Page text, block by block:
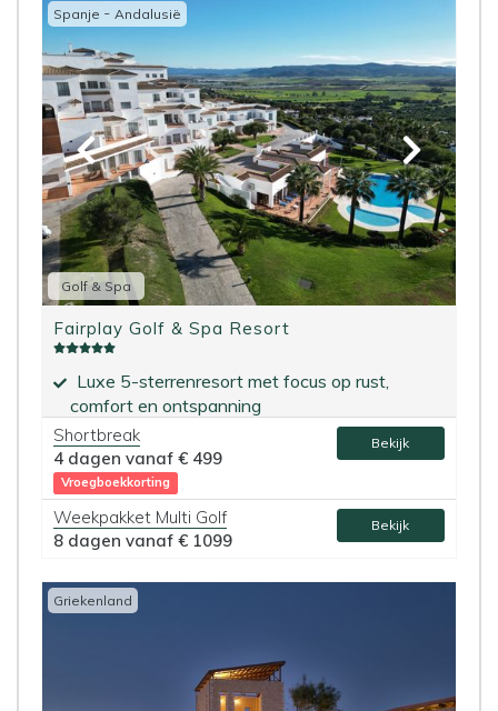
Spanje - Andalusië
Golf & Spa
Fairplay Golf & Spa Resort
Luxe 5-sterrenresort met focus op rust,
comfort en ontspanning
Zeer uitgebreide wellness faciliteiten
Shortbreak
4 dagen vanaf € 499
Vroegboekkorting
Bekijk
Weekpakket Multi Golf
8 dagen vanaf € 1099
Bekijk
Griekenland